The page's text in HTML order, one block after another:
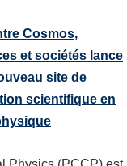
Cosmos,
et sociétés lance
site de
scientifique en